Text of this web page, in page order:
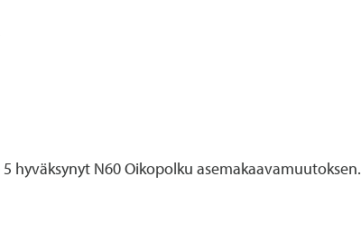
hyväksynyt N60 Oikopolku asemakaavamuutoksen.